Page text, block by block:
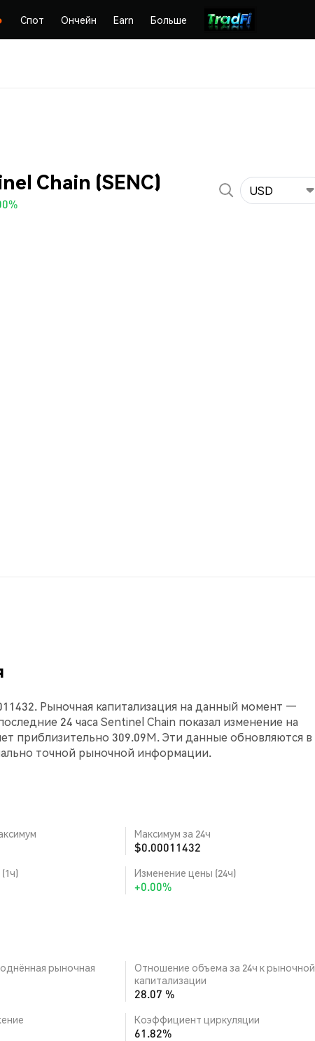
Спот Ончейн Earn Больше
Chain (SENC) USD
Рыночная капитализация на данный момент —
24 часа Sentinel Chain показал изменение на
приблизительно 309.09M. Эти данные обновляются в
точной рыночной информации.
Максимум за 24ч
$0.00011432
Изменение цены (24ч)
+0.00%
рыночная
Отношение объема за 24ч к рыночной
капитализации
28.07 %
Коэффициент циркуляции
61.82%